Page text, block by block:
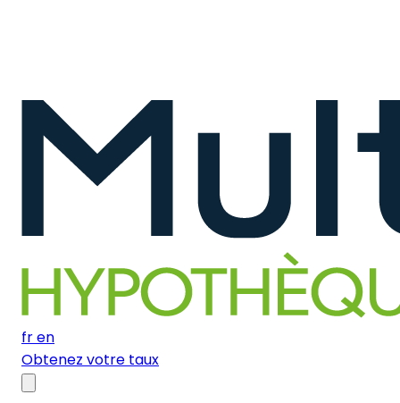
fren
Obtenez votre taux